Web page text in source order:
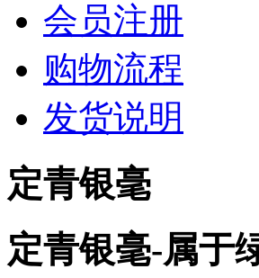
会员注册
购物流程
发货说明
定青银毫
定青银毫-属于